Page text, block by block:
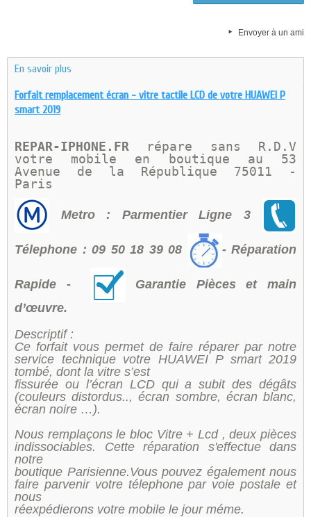
Envoyer à un ami
En savoir plus
Forfait remplacement écran - vitre tactile LCD de votre HUAWEI P
smart 2019
REPAR-IPHONE.FR
répare sans R.D.V
votre mobile en boutique au 53
Avenue de la République 75011 -
Paris
Metro : Parmentier Ligne 3
Télephone : 09 50 18 39 08 - Réparation
Rapide -
Garantie Pièces et main
d’œuvre.
Descriptif :
Ce forfait vous permet de faire réparer par notre
service technique votre HUAWEI P smart 2019
tombé, dont la vitre s’est
fissurée ou l’écran LCD qui a subit des dégâts
(couleurs distordus.., écran sombre, écran blanc,
écran noire …).
Nous remplaçons le bloc Vitre + Lcd , deux pièces
indissociables. Cette réparation s'effectue dans
notre
boutique Parisienne.Vous pouvez également nous
faire parvenir votre télephone par voie postale et
nous
réexpédierons votre mobile le jour méme.